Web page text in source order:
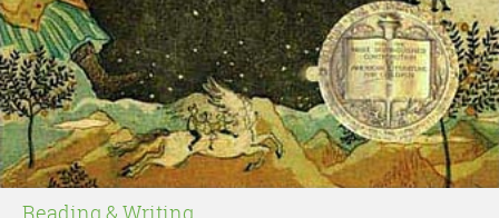
Reading & Writing